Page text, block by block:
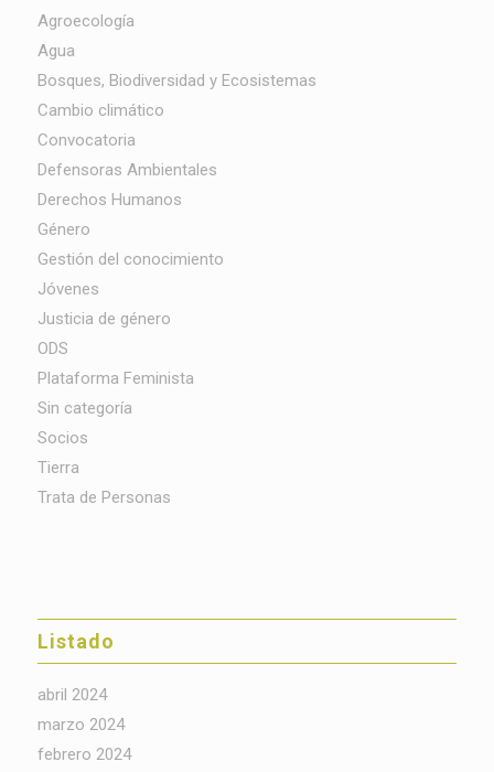
Agroecología
Agua
Bosques, Biodiversidad y Ecosistemas
Cambio climático
Convocatoria
Defensoras Ambientales
Derechos Humanos
Género
Gestión del conocimiento
Jóvenes
Justicia de género
ODS
Plataforma Feminista
Sin categoría
Socios
Tierra
Trata de Personas
Listado
abril 2024
marzo 2024
febrero 2024